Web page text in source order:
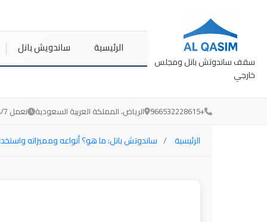
سقف ساندوتش بانل ومجلس
خارجي
الرئيسية ساندويش بانل
+966532228615 الرياض، المملكة العربية السعودية نعمل 24/7 لخدمتكم
الرئيسية ساندوتش بانل: ما هو؟ أنواعه ومميزاته